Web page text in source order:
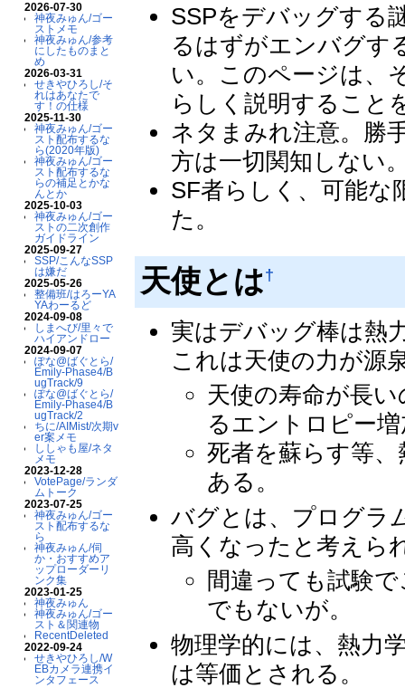
2026-07-30
神夜みゅん/ゴー
ストメモ
神夜みゅん/参考
にしたものまと
め
2026-03-31
せきやひろし/そ
れはあなたで
す！の仕様
2025-11-30
神夜みゅん/ゴー
スト配布するな
ら(2020年版)
神夜みゅん/ゴー
スト配布するな
らの補足とかな
んとか
2025-10-03
神夜みゅん/ゴー
ストの二次創作
ガイドライン
2025-09-27
SSP/こんなSSP
は嫌だ
2025-05-26
整備班/はろーYA
YAわーるど
2024-09-08
しまへび/里々で
ハイアンドロー
2024-09-07
ぽな@ばぐとら/
Emily-Phase4/B
ugTrack/9
ぽな@ばぐとら/
Emily-Phase4/B
ugTrack/2
ちに/AIMist/次期v
er案メモ
ししゃも屋/ネタ
メモ
2023-12-28
VotePage/ランダ
ムトーク
2023-07-25
神夜みゅん/ゴー
スト配布するな
ら
神夜みゅん/伺
か・おすすめア
ップローダーリ
ンク集
2023-01-25
神夜みゅん
神夜みゅん/ゴー
スト＆関連物
RecentDeleted
2022-09-24
せきやひろし/W
EBカメラ連携イ
ンタフェース
SSPをデバッグする
るはずがエンバグす
い。このページは、
らしく説明すること
ネタまみれ注意。勝
方は一切関知しない
SF者らしく、可能な
た。
天使とは†
実はデバッグ棒は熱
これは天使の力が源
天使の寿命が長
るエントロピー
死者を蘇らす等
ある。
バグとは、プログラ
高くなったと考えら
間違っても試験
でもないが。
物理学的には、熱力
は等価とされる。